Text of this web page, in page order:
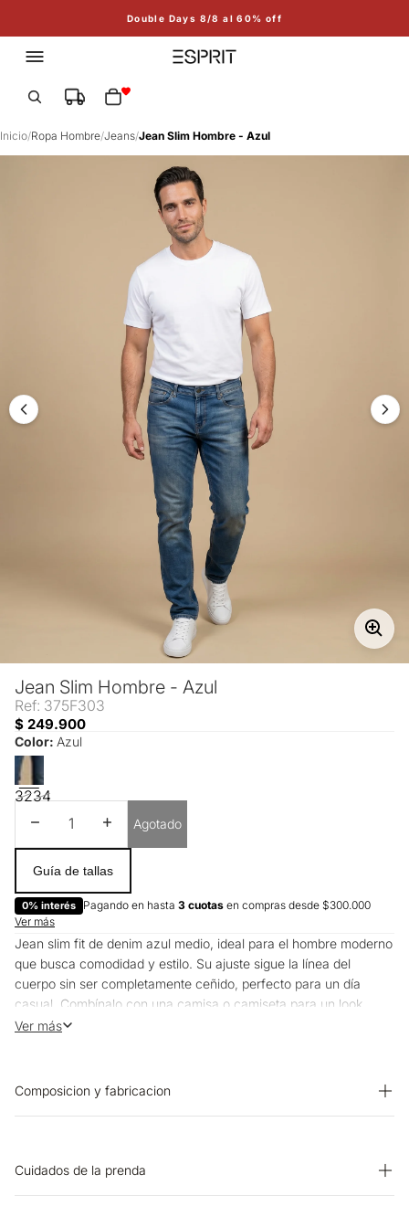
Double Days 8/8 al 60% off
Inicio/Ropa Hombre/Jeans/Jean Slim Hombre - Azul
Jean Slim Hombre - Azul
Ref: 375F303
$ 249.900
Color: Azul
3234
Disminuir cantidadAumentar cantidad
Agotado
Guía de tallas
0% interés Pagando en hasta 3 cuotas en compras desde $300.000
Ver más
Jean slim fit de denim azul medio, ideal para el hombre moderno
que busca comodidad y estilo. Su ajuste sigue la línea del
cuerpo sin ser completamente ceñido, perfecto para un día
casual. Combínalo con una camisa o camiseta para un look
versátil.
Ver más
Composicion y fabricacion
Cuidados de la prenda